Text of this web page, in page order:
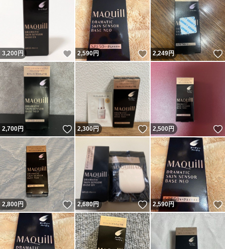
3,200 円 いいね！
2,590円 いいね！
2,249円
2,700円 いいね！
2,300円 いいね！
2,500円
2,800円 いいね！
2,680円 いいね！
2,590円